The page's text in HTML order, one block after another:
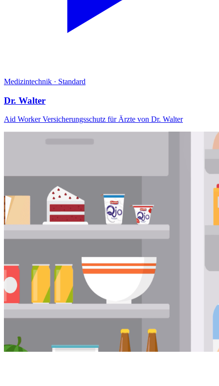
Medizintechnik · Standard
Dr. Walter
Aid Worker Versicherungsschutz für Ärzte von Dr. Walter